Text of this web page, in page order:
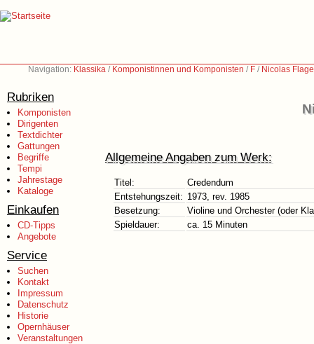
Navigation: Klassika / Komponistinnen und Komponisten / F / Nicolas
Rubriken
Komponisten
Dirigenten
Textdichter
Gattungen
Begriffe
Tempi
Jahrestage
Kataloge
Einkaufen
CD-Tipps
Angebote
Service
Suchen
Kontakt
Impressum
Datenschutz
Historie
Opernhäuser
Veranstaltungen
Allgemeine Angaben zum Werk:
Titel:
Credendum
Entstehungszeit: 1973, rev. 1985
Besetzung:
Violine und Orchester (oder
Spieldauer:
ca. 15 Minuten